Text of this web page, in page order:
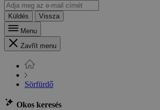
Küldés
Vissza
Menu
Zavřít menu
Sörfürdő
Okos keresés